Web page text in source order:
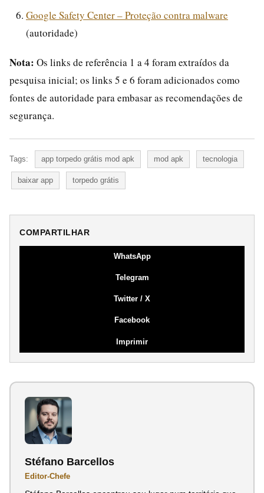
Google Safety Center – Proteção contra malware
(autoridade)
Nota: Os links de referência 1 a 4 foram extraídos da
pesquisa inicial; os links 5 e 6 foram adicionados como
fontes de autoridade para embasar as recomendações de
segurança.
Tags: app torpedo grátis mod apk mod apk tecnologia
baixar app torpedo grátis
COMPARTILHAR
WhatsApp
Telegram
Twitter / X
Facebook
Imprimir
Stéfano Barcellos
Editor-Chefe